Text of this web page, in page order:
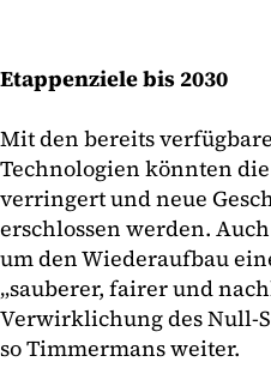
Etappenziele bis 2030
Mit den bereits
Technologien könnten
verringert und neue
erschlossen werden.
um den Wiederaufbau
„sauberer, fairer und
Verwirklichung des Null-
so Timmermans weiter.